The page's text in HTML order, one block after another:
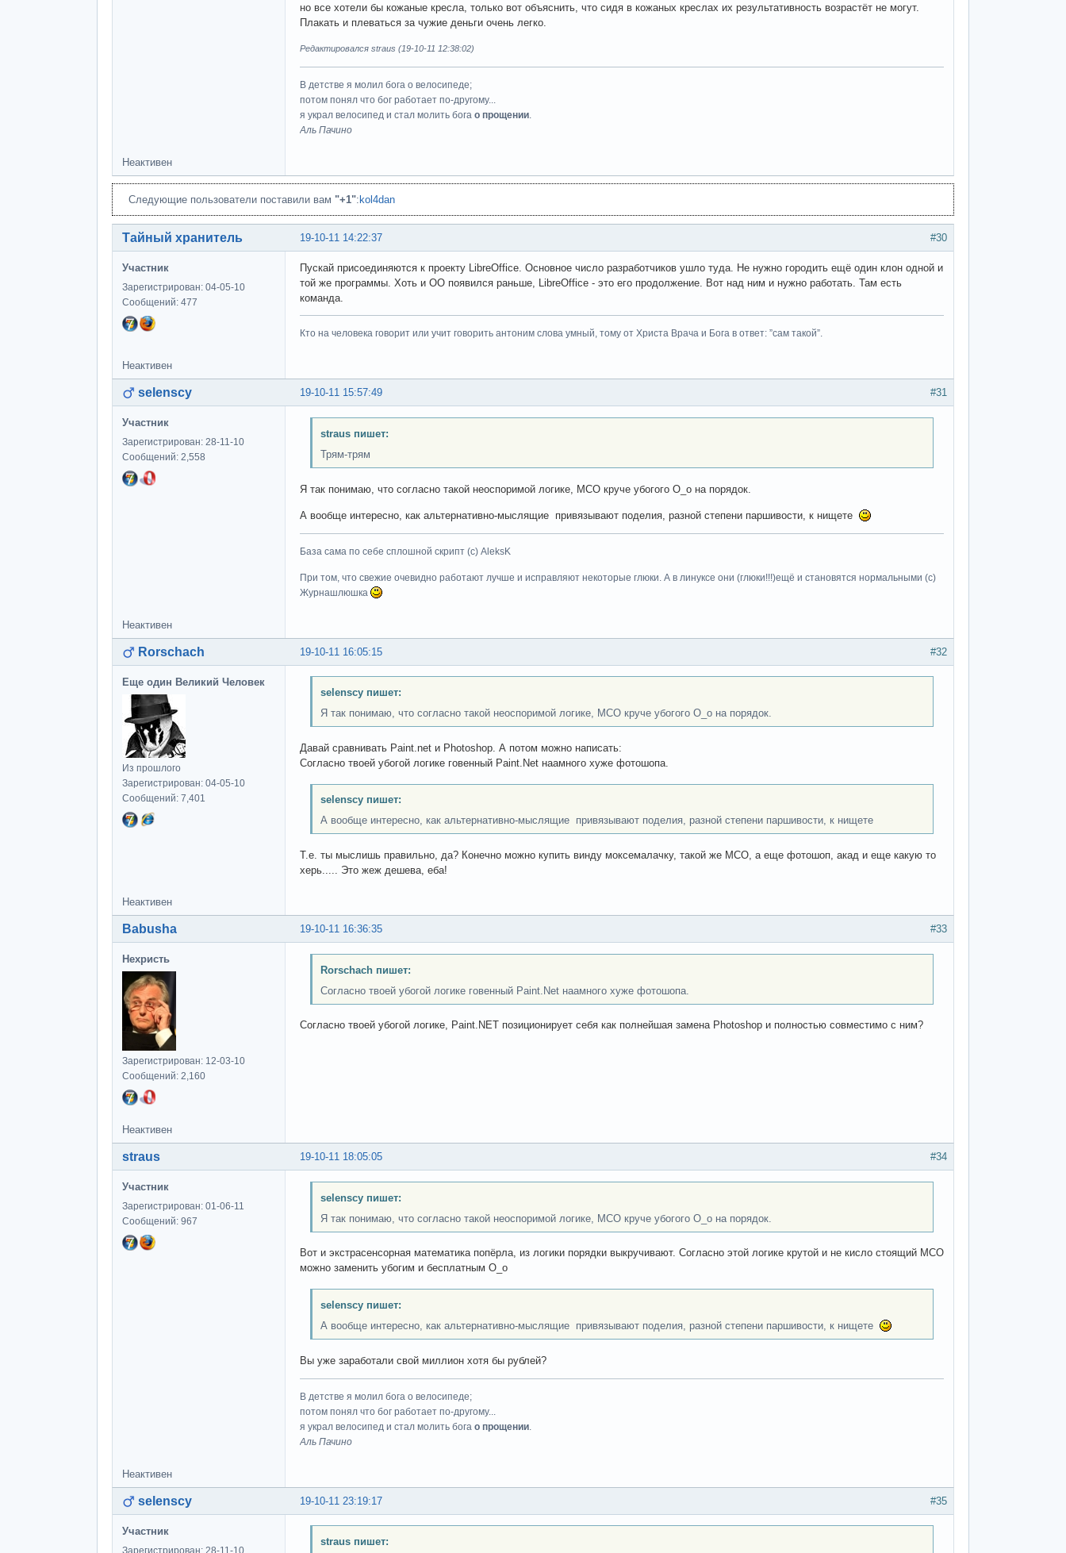
но все хотели бы кожаные кресла, только вот объяснить, что сидя в кожаных креслах их результативность возрастёт не могут.
Плакать и плеваться за чужие деньги очень легко.
Редактировался straus (19-10-11 12:38:02)
В детстве я молил бога о велосипеде;
потом понял что бог работает по-другому...
я украл велосипед и стал молить бога о прощении
Аль Пачино
Неактивен
Следующие пользователи поставили вам "+1":kol4dan
#30
19-10-11 14:22:37
Тайный хранитель
Участник
Зарегистрирован: 04-05-10
Сообщений: 477
Пускай присоединяются к проекту LibreOffice. Основное число разработчиков ушло туда. Не нужно городить ещё один клон одной и
той же программы. Хоть и OO появился раньше, LibreOffice - это его продолжение. Вот над ним и нужно работать. Там есть
команда.
Кто на человека говорит или учит говорить антоним слова умный, тому от Христа Врача и Бога в ответ: ”сам такой”.
Неактивен
#31
19-10-11 15:57:49
selenscy
Участник
Зарегистрирован: 28-11-10
Сообщений: 2,558
straus пишет:
Трям-трям
Я так понимаю, что согласно такой неоспоримой логике, МСО круче убогого О_о на порядок.
А вообще интересно, как альтернативно-мыслящие привязывают поделия, разной степени паршивости, к нищете
База сама по себе сплошной скрипт (с) AleksK
При том, что свежие очевидно работают лучше и исправляют некоторые глюки. А в линуксе они (глюки!!!)ещё и становятся нормальными (c)
Журнашлюшка
Неактивен
#32
19-10-11 16:05:15
Rorschach
Еще один Великий Человек
Из прошлого
Зарегистрирован: 04-05-10
Сообщений: 7,401
selenscy пишет:
Я так понимаю, что согласно такой неоспоримой логике, МСО круче убогого О_о на порядок.
Давай сравнивать Paint.net и Photoshop. А потом можно написать:
Согласно твоей убогой логике говенный Paint.Net наамного хуже фотошопа.
selenscy пишет:
А вообще интересно, как альтернативно-мыслящие привязывают поделия, разной степени паршивости, к нищете
Т.е. ты мыслишь правильно, да? Конечно можно купить винду моксемалачку, такой же МСО, а еще фотошоп, акад и еще какую то
херь..... Это жеж дешева, еба!
Неактивен
#33
19-10-11 16:36:35
Babusha
Нехристь
Зарегистрирован: 12-03-10
Сообщений: 2,160
Rorschach пишет:
Согласно твоей убогой логике говенный Paint.Net наамного хуже фотошопа.
Согласно твоей убогой логике, Paint.NET позиционирует себя как полнейшая замена Photoshop и полностью совместимо с ним?
Неактивен
#34
19-10-11 18:05:05
straus
Участник
Зарегистрирован: 01-06-11
Сообщений: 967
selenscy пишет:
Я так понимаю, что согласно такой неоспоримой логике, МСО круче убогого О_о на порядок.
Вот и экстрасенсорная математика попёрла, из логики порядки выкручивают. Согласно этой логике крутой и не кисло стоящий МСО
можно заменить убогим и бесплатным О_о
selenscy пишет:
А вообще интересно, как альтернативно-мыслящие привязывают поделия, разной степени паршивости, к нищете
Вы уже заработали свой миллион хотя бы рублей?
В детстве я молил бога о велосипеде;
потом понял что бог работает по-другому...
я украл велосипед и стал молить бога о прощении
Аль Пачино
Неактивен
#35
19-10-11 23:19:17
selenscy
Участник
Зарегистрирован: 28-11-10
straus пишет: